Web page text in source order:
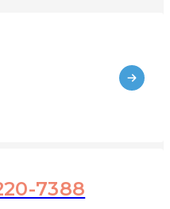
7388